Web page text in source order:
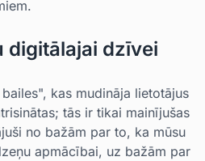
digitālajai dzīvei
kas mudināja lietotājus
tās ir tikai mainījušas
no bažām par to, ka mūsu
apmācībai, uz bažām par